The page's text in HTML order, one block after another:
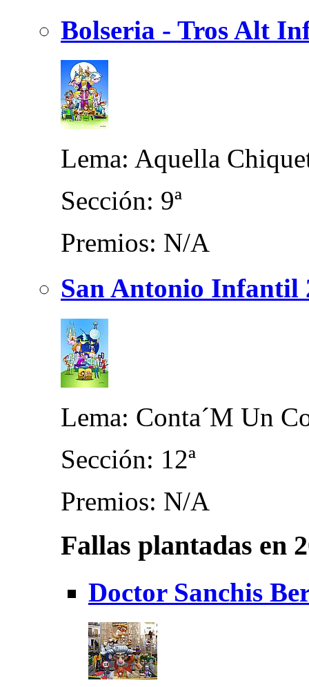
Bolseria - Tros Alt
Lema: Aquella
Sección: 9ª
Premios: N/A
San Antonio Infantil
Lema: Conta´M Un
Sección: 12ª
Premios: N/A
Fallas plantadas en
Doctor Sanchis